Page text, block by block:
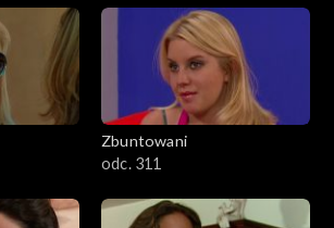
Zbuntowani
odc. 311